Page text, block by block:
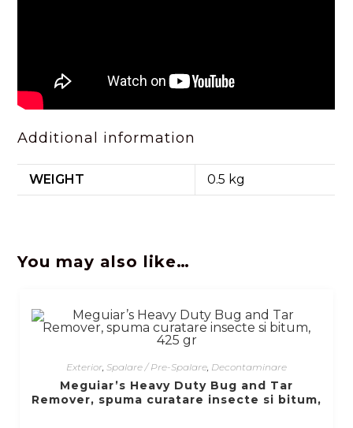
Additional information
WEIGHT 0.5 kg
You may also like…
Exterior Spalare / Pre-Spalare Decontaminare
Meguiar’s Heavy Duty Bug and Tar
Remover, spuma curatare insecte si bitum,